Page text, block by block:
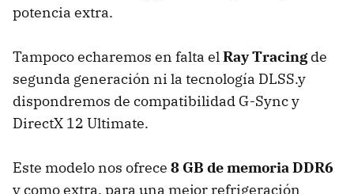
potencia extra.
Tampoco echaremos en falta elRay Tracingde
segunda generación ni la tecnología DLSS.y
dispondremos de compatibilidad G-Sync y
DirectX 12 Ultimate.
Este modelo nos ofrece 8 GB de memoria DDR6
y como extra, para una mejor refrigeración